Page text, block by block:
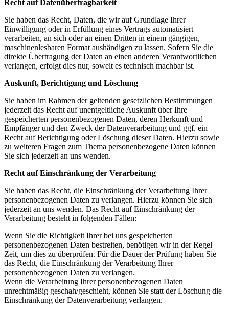
Recht auf Datenübertragbarkeit
Sie haben das Recht, Daten, die wir auf Grundlage Ihrer
Einwilligung oder in Erfüllung eines Vertrags automatisiert
verarbeiten, an sich oder an einen Dritten in einem gängigen,
maschinenlesbaren Format aushändigen zu lassen. Sofern Sie die
direkte Übertragung der Daten an einen anderen Verantwortlichen
verlangen, erfolgt dies nur, soweit es technisch machbar ist.
Auskunft, Berichtigung und Löschung
Sie haben im Rahmen der geltenden gesetzlichen Bestimmungen
jederzeit das Recht auf unentgeltliche Auskunft über Ihre
gespeicherten personenbezogenen Daten, deren Herkunft und
Empfänger und den Zweck der Datenverarbeitung und ggf. ein
Recht auf Berichtigung oder Löschung dieser Daten. Hierzu sowie
zu weiteren Fragen zum Thema personenbezogene Daten können
Sie sich jederzeit an uns wenden.
Recht auf Einschränkung der Verarbeitung
Sie haben das Recht, die Einschränkung der Verarbeitung Ihrer
personenbezogenen Daten zu verlangen. Hierzu können Sie sich
jederzeit an uns wenden. Das Recht auf Einschränkung der
Verarbeitung besteht in folgenden Fällen:
Wenn Sie die Richtigkeit Ihrer bei uns gespeicherten
personenbezogenen Daten bestreiten, benötigen wir in der Regel
Zeit, um dies zu überprüfen. Für die Dauer der Prüfung haben Sie
das Recht, die Einschränkung der Verarbeitung Ihrer
personenbezogenen Daten zu verlangen.
Wenn die Verarbeitung Ihrer personenbezogenen Daten
unrechtmäßig geschah/geschieht, können Sie statt der Löschung die
Einschränkung der Datenverarbeitung verlangen.